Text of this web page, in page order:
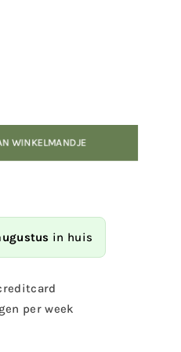
WINKELMANDJE
in huis
per week